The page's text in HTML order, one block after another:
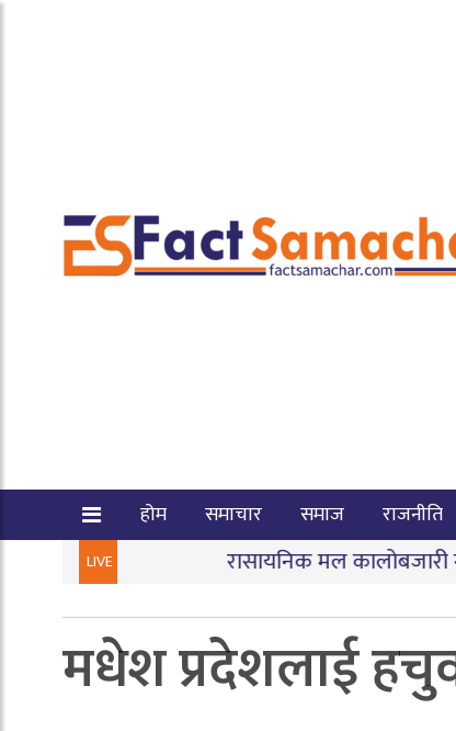
होम समाचार समाज राजनीति
LIVE
रासायनिक मल कालोबजारी गर्ने तीन जना
मधेश प्रदेशलाई